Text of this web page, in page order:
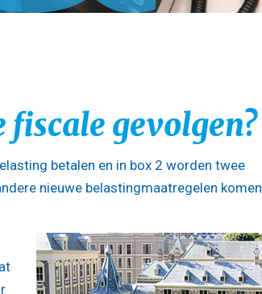
gevolgen?
betalen en in box 2 worden twee
nieuwe belastingmaatregelen komen